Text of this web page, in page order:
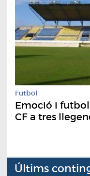
Futbol
Emoció i
CF a tres
Últims